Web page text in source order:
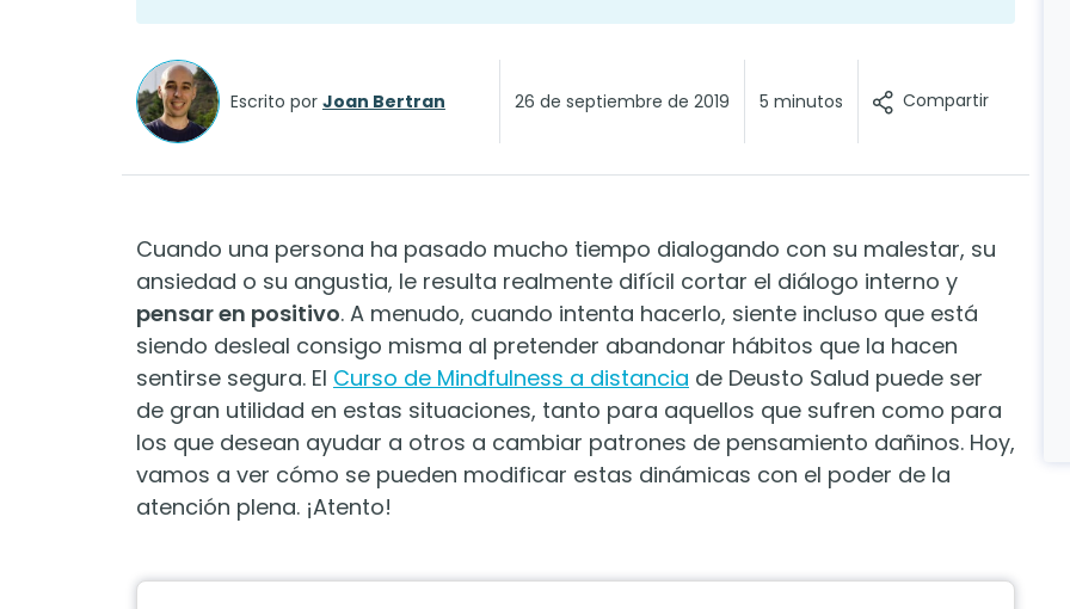
Escrito por Joan Bertran 26 de septiembre de 2019 5 minutos Compartir
Cuando una persona ha pasado mucho tiempo dialogando con su malestar, su
ansiedad o su angustia, le resulta realmente difícil cortar el diálogo interno y
pensar en positivo. A menudo, cuando intenta hacerlo, siente incluso que está
siendo desleal consigo misma al pretender abandonar hábitos que la hacen
sentirse segura. El Curso de Mindfulness a distancia de Deusto Salud puede ser
de gran utilidad en estas situaciones, tanto para aquellos que sufren como para
los que desean ayudar a otros a cambiar patrones de pensamiento dañinos. Hoy,
vamos a ver cómo se pueden modificar estas dinámicas con el poder de la
atención plena. ¡Atento!